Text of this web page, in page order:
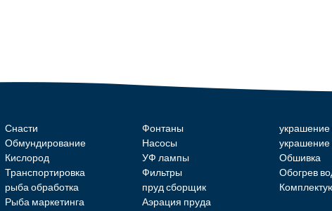
Снасти
Обмундирование
Кислород
Транспортировка
рыба обработка
Рыба маркетинга
Фонтаны
Насосы
УФ лампы
Фильтры
пруд сборщик
Аэрация пруда
украшение
украшение
Обшивка
Обогрев